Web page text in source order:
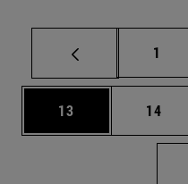
1
Página
13 Página
14